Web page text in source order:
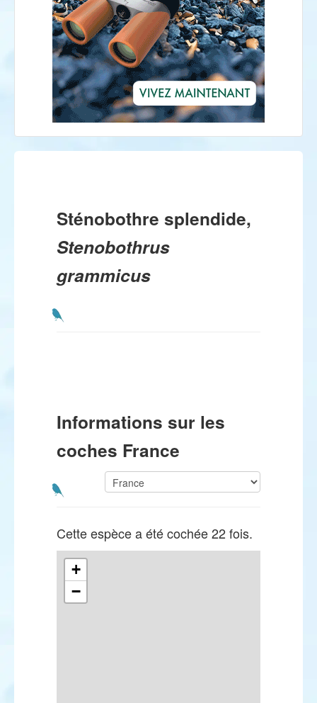
Sténobothre splendide,
Stenobothrus
grammicus
Informations sur les
coches France
Cette espèce a été cochée 22 fois.
+
−